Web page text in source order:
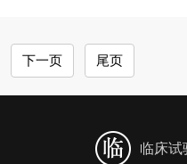
下一页 尾页
临床试